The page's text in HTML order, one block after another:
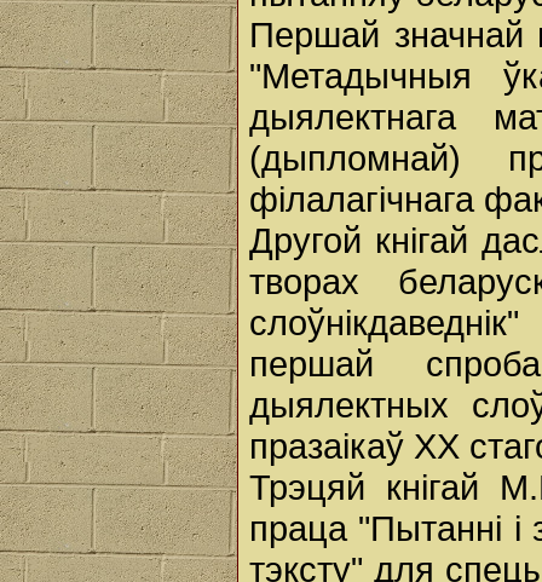
Першай значнай
"Метадычныя
дыялектнага
(дыпломнай)
філалагічнага
Другой кнігай
творах
першай
дыялектных
празаікаў ХХ
Трэцяй кнігай
праца "Пытанні і
тэксту" для